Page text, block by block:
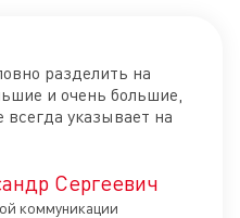
разделить на
и очень большие,
всегда указывает на
Сергеевич
коммуникации